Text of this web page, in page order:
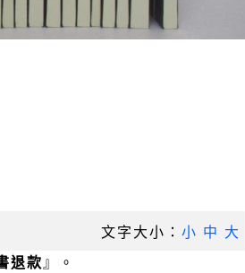
文字大小： 小 中 大
退款』。